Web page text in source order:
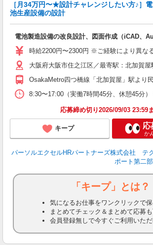
［月34万円〜★設計チャレンジしたい方♪］電
池生産設備の設計
電池製造設備の改良設計、図面作成（iCAD、
時給2200円〜2300円 ※ご経験により異な
大阪府大阪市住之江区／最寄駅：北加賀
OsakaMetro四つ橋線「北加賀屋」駅より
8:30〜17:00（実働7時間45分、休憩45分
応募締め切り2026/09/03 23:59
キープ 応
か
パーソルエクセルHRパートナーズ株式会社 テ
ポート第二部
「キープ」とは？
気になるお仕事をワンクリックで
まとめてチェック＆まとめて応募
会員登録無しで今すぐご利用いた